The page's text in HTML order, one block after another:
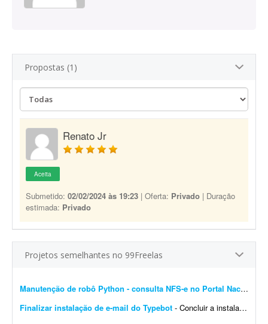
Propostas (1)
Renato Jr
Aceita
Submetido: 02/02/2024 às 19:23 | Oferta: Privado | Duração
estimada: Privado
Projetos semelhantes no 99Freelas
Manutenção de robô Python - consulta NFS-e no Portal Nacional
Finalizar instalação de e-mail do Typebot - Concluir a instalação de e-mail do Typebot. Configurar SMTP, validar o envio de mensagens e integrar a funcionalidade com a instância atual. Entregar documentação ...